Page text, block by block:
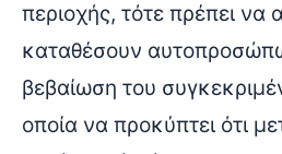
περιοχής, τότε πρέπει να
καταθέσουν
βεβαίωση του
οποία να προκύπτει ότι